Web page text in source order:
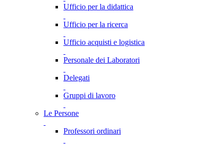
Ufficio per la didattica
Ufficio per la ricerca
Ufficio acquisti e logistica
Personale dei Laboratori
Delegati
Gruppi di lavoro
Le Persone
Professori ordinari